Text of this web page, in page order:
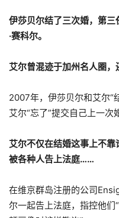
伊莎贝尔结了三次婚，第三
·赛科尔。
艾尔曾混迹于加州名人圈，
2007年，伊莎贝尔和艾尔“
艾尔“忘了”提交自己上一
艾尔不仅在结婚这事上不
被各种人告上法庭……
在维京群岛注册的公司
尔一起告上法庭，指控他